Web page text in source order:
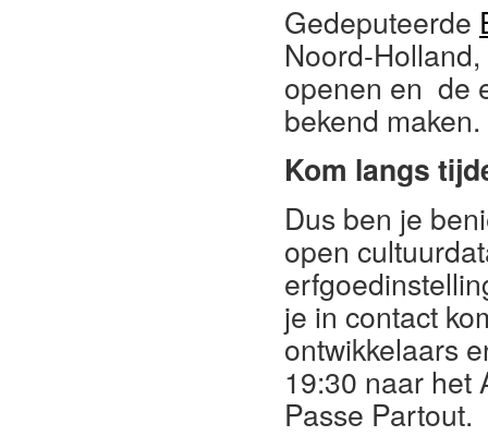
Gedeputeerde
Noord-
openen en de
bekend maken.
Kom langs
Dus ben je
open
je in contact
ontwikkelaars
19:30 naar het
Passe Partout.